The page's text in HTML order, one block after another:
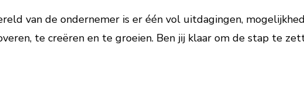
van de ondernemer is er één vol uitdagingen,
te creëren en te groeien. Ben jij klaar om de stap te